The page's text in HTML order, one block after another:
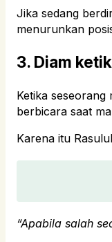
Jika sedang
menurunkan
3. Diam
Ketika
berbicara saat
“Apabila salah